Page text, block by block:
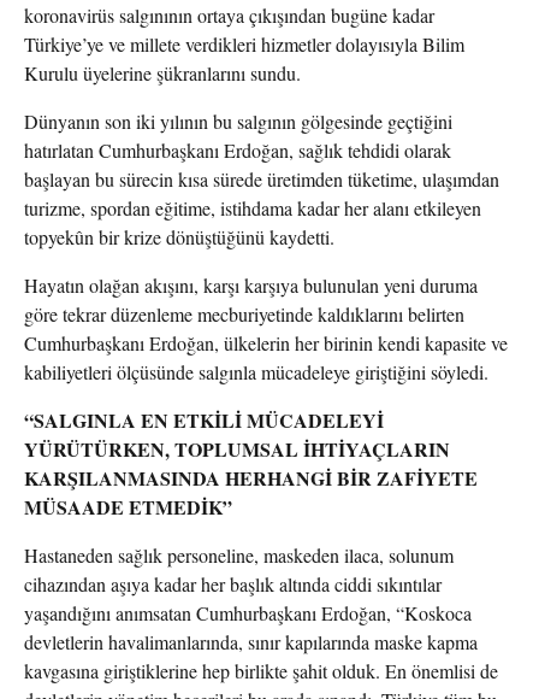
koronavirüs salgınının ortaya çıkışından bugüne kadar
Türkiye’ye ve millete verdikleri hizmetler dolayısıyla Bilim
Kurulu üyelerine şükranlarını sundu.
Dünyanın son iki yılının bu salgının gölgesinde geçtiğini
hatırlatan Cumhurbaşkanı Erdoğan, sağlık tehdidi olarak
başlayan bu sürecin kısa sürede üretimden tüketime, ulaşımdan
turizme, spordan eğitime, istihdama kadar her alanı etkileyen
topyekûn bir krize dönüştüğünü kaydetti.
Hayatın olağan akışını, karşı karşıya bulunulan yeni duruma
göre tekrar düzenleme mecburiyetinde kaldıklarını belirten
Cumhurbaşkanı Erdoğan, ülkelerin her birinin kendi kapasite ve
kabiliyetleri ölçüsünde salgınla mücadeleye giriştiğini söyledi.
“SALGINLA EN ETKİLİ MÜCADELEYİ
YÜRÜTÜRKEN, TOPLUMSAL İHTİYAÇLARIN
KARŞILANMASINDA HERHANGİ BİR ZAFİYETE
MÜSAADE ETMEDİK”
Hastaneden sağlık personeline, maskeden ilaca, solunum
cihazından aşıya kadar her başlık altında ciddi sıkıntılar
yaşandığını anımsatan Cumhurbaşkanı Erdoğan, “Koskoca
devletlerin havalimanlarında, sınır kapılarında maske kapma
kavgasına giriştiklerine hep birlikte şahit olduk. En önemlisi de